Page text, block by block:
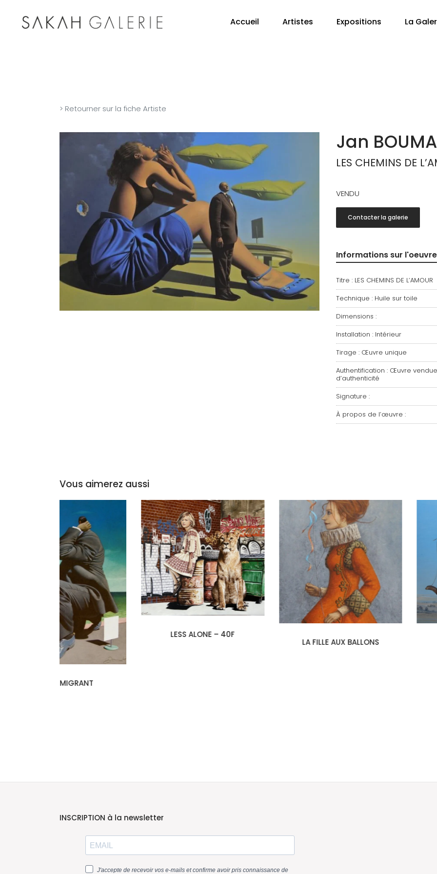
Accueil Artistes Expositions La
> Retourner sur la fiche Artiste
Jan
LES CHEMINS DE
VENDU
Contacter la galerie
Informations sur l'oeuvre
Titre : LES CHEMINS DE L’AMOUR
Technique : Huile sur toile
Dimensions :
Installation : Intérieur
Tirage : Œuvre unique
Authentification : Œuvre
d’authenticité
Signature :
À propos de l’œuvre :
Vous aimerez aussi
LESS ALONE – 40F
LES RAMEURS
INSCRIPTION à la newsletter